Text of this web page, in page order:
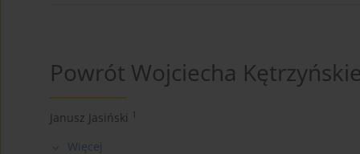
Powrót Wojciecha
Janusz Jasiński 1
Więcej